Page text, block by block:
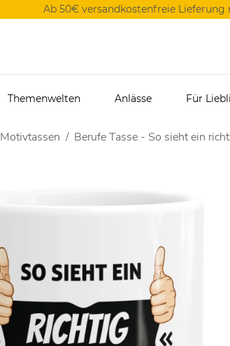
Ab 50€ versandkostenfreie
Themenwelten Anlässe Für
Motivtassen Berufe Tasse - So sieht ein